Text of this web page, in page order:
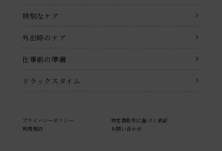
特別なケア
外出時のケア
仕事前の準備
リラックスタイム
プライバシーポリシー
特定商取引に基づく表記
利用規約
お問い合わせ